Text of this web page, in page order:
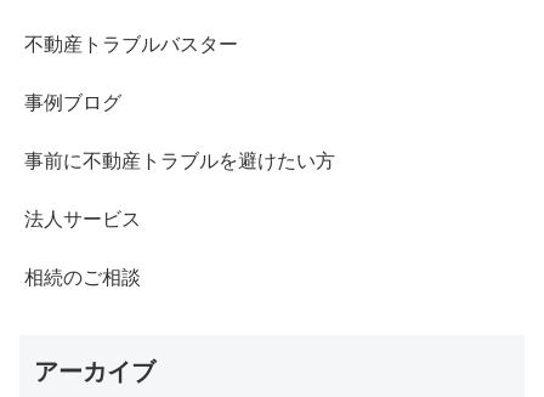
不動産トラブルバスター
事例ブログ
事前に不動産トラブルを避けたい方
法人サービス
相続のご相談
アーカイブ